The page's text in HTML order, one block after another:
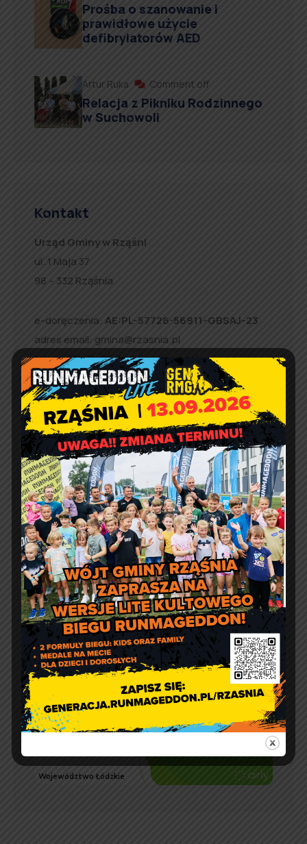
Prośba o szanowanie i
prawidłowe użycie
defibrylatorów AED
Artur Ruka Comment off
Relacja z Pikniku Rodzinnego
w Suchowoli
Kontakt
Urząd Gminy w Rząśni
ul. 1 Maja 37
98 – 332 Rząśnia
e-doręczenia: AE:PL-57726-56911-GBSAJ-23
adres email: gmina@rzasnia.pl
tel. 44 631-71-22 (biuro podawcze)
Godziny otwarcia Urzędu:
pon.: 9:00 – 17:00
wt. – pt.: 7:30 – 15:30
Jakość powietrza